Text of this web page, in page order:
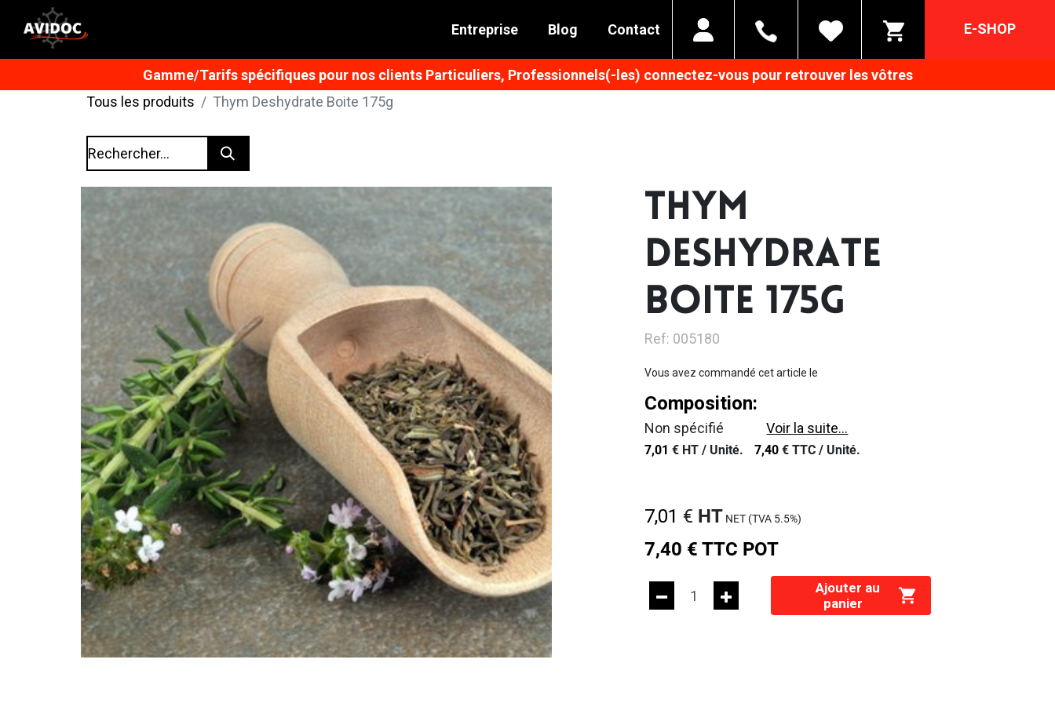
Entreprise Blog Contact E-SHOP
Gamme/Tarifs spécifiques pour nos clients Particuliers, Professionnels(-les) connectez-vous pour retrouver les vôtres
Tous les produits
Thym Deshydrate Boite 175g
THYM
DESHYDRATE
BOITE 175G
Ref: 005180
Vous avez commandé cet article le
Composition:
Non spécifié Voir la suite...
7,01 € HT / Unité. 7,40 € TTC / Unité.
7,01 € HT NET (TVA 5.5%)
7,40 € TTC POT
Ajouter au
panier